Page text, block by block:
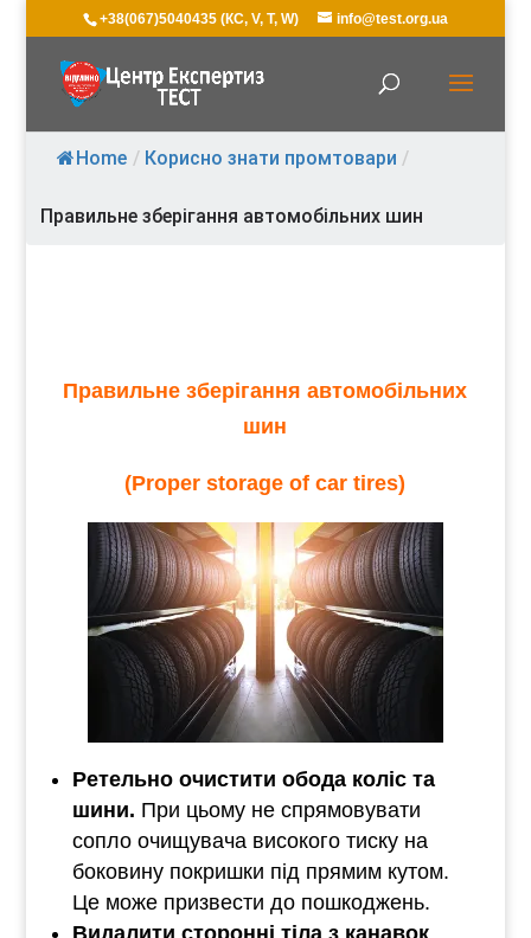
+38(067)5040435 (КС, V, T, W) info@test.org.ua
Home / Корисно знати промтовари /
Правильне зберігання автомобільних шин
Правильне зберігання автомобільних
шин
(Proper storage of car tires)
Ретельно очистити обода коліс та
шини. При цьому не спрямовувати
сопло очищувача високого тиску на
боковину покришки під прямим кутом.
Це може призвести до пошкоджень.
Видалити сторонні тіла з канавок